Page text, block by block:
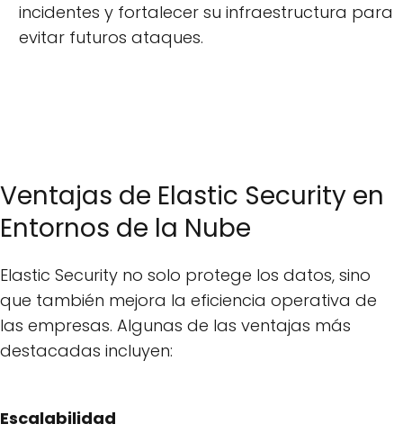
incidentes y fortalecer su infraestructura para
evitar futuros ataques.
Ventajas de Elastic Security en
Entornos de la Nube
Elastic Security no solo protege los datos, sino
que también mejora la eficiencia operativa de
las empresas. Algunas de las ventajas más
destacadas incluyen:
Escalabilidad